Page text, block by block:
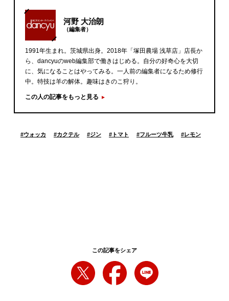
河野 大治朗
（編集者）
1991年生まれ。茨城県出身。2018年「塚田農場 浅草店」店長か
ら、dancyuのweb編集部で働きはじめる。自分の好奇心を大切
に、気になることはやってみる。一人前の編集者になるため修行
中。特技は羊の解体。趣味はきのこ狩り。
この人の記事をもっと見る
#ウォッカ #カクテル #ジン # トマト #フルーツ牛乳 #レモン
この記事をシェア